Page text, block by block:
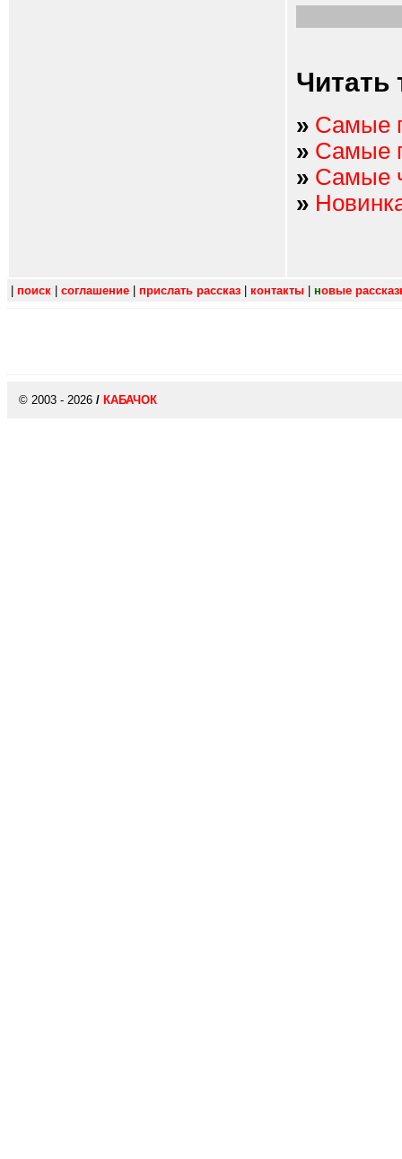
Читать
» Самые
» Самые
» Самые
»
поиск соглашение прислать рассказ контакты новые
© 2003 - 2026 / КАБАЧОК